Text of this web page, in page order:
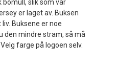
bomull, slik som vår
er laget av. Buksen
Buksene er noe
den mindre stram, så må
farge på logoen selv.